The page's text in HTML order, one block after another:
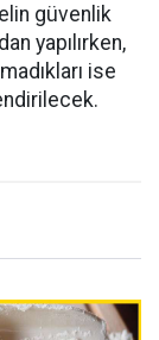
güvenlik
yapılırken,
ise